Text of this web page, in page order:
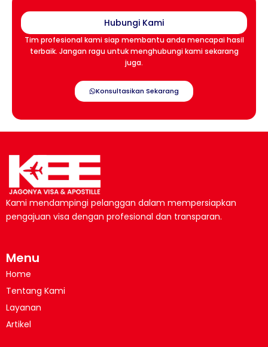
Hubungi Kami
Tim profesional kami siap membantu anda mencapai hasil
terbaik. Jangan ragu untuk menghubungi kami sekarang
juga.
Konsultasikan Sekarang
Kami mendampingi pelanggan dalam mempersiapkan
pengajuan visa dengan profesional dan transparan.
Menu
Home
Tentang Kami
Layanan
Artikel